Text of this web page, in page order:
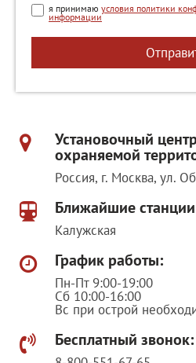
я принимаю условия политики
информации
Установочный
охраняемой
Россия, г. Москва, ул.
Ближайшие
Калужская
График работы:
Пн-Пт 9:00-19:00
Сб 10:00-16:00
Вс при острой
Бесплатный звонок: